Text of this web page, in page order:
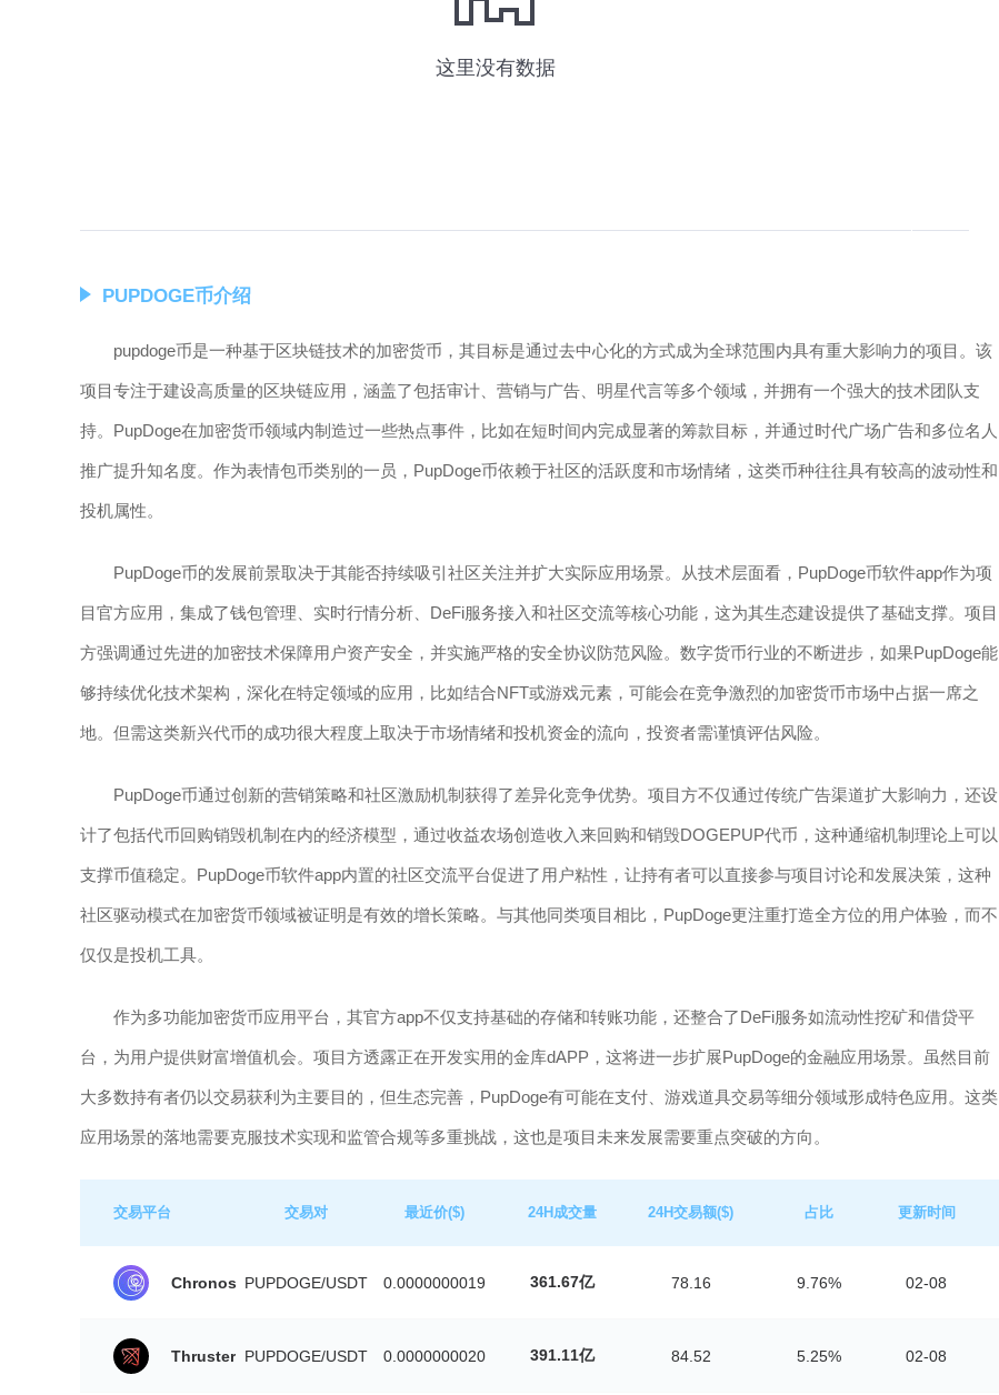
PUPDOGE币介绍
pupdoge币是一种基于区块链技术的加密货币，其目标是通过去中心化的方式成为全球范围内具有重大影响力的项目。该
项目专注于建设高质量的区块链应用，涵盖了包括审计、营销与广告、明星代言等多个领域，并拥有一个强大的技术团队支
持。PupDoge在加密货币领域内制造过一些热点事件，比如在短时间内完成显著的筹款目标，并通过时代广场广告和多位名人
推广提升知名度。作为表情包币类别的一员，PupDoge币依赖于社区的活跃度和市场情绪，这类币种往往具有较高的波动性和
投机属性。
PupDoge币的发展前景取决于其能否持续吸引社区关注并扩大实际应用场景。从技术层面看，PupDoge币软件app作为项
目官方应用，集成了钱包管理、实时行情分析、DeFi服务接入和社区交流等核心功能，这为其生态建设提供了基础支撑。项目
方强调通过先进的加密技术保障用户资产安全，并实施严格的安全协议防范风险。数字货币行业的不断进步，如果PupDoge能
够持续优化技术架构，深化在特定领域的应用，比如结合NFT或游戏元素，可能会在竞争激烈的加密货币市场中占据一席之
地。但需这类新兴代币的成功很大程度上取决于市场情绪和投机资金的流向，投资者需谨慎评估风险。
PupDoge币通过创新的营销策略和社区激励机制获得了差异化竞争优势。项目方不仅通过传统广告渠道扩大影响力，还设
计了包括代币回购销毁机制在内的经济模型，通过收益农场创造收入来回购和销毁DOGEPUP代币，这种通缩机制理论上可以
支撑币值稳定。PupDoge币软件app内置的社区交流平台促进了用户粘性，让持有者可以直接参与项目讨论和发展决策，这种
社区驱动模式在加密货币领域被证明是有效的增长策略。与其他同类项目相比，PupDoge更注重打造全方位的用户体验，而不
仅仅是投机工具。
作为多功能加密货币应用平台，其官方app不仅支持基础的存储和转账功能，还整合了DeFi服务如流动性挖矿和借贷平
台，为用户提供财富增值机会。项目方透露正在开发实用的金库dAPP，这将进一步扩展PupDoge的金融应用场景。虽然目前
大多数持有者仍以交易获利为主要目的，但生态完善，PupDoge有可能在支付、游戏道具交易等细分领域形成特色应用。这类
应用场景的落地需要克服技术实现和监管合规等多重挑战，这也是项目未来发展需要重点突破的方向。
交易平台 交易对 最近价($) 24H成交量 24H交易额($) 占比 更新时间
Chronos PUPDOGE/USDT 0.0000000019 361.67亿 78.16 9.76% 02-08
Thruster PUPDOGE/USDT 0.0000000020 391.11亿 84.52 5.25% 02-08